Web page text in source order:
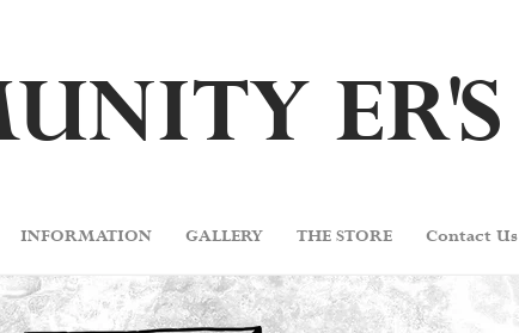
UNITY ER'S
INFORMATION GALLERY THE STORE Contact Us